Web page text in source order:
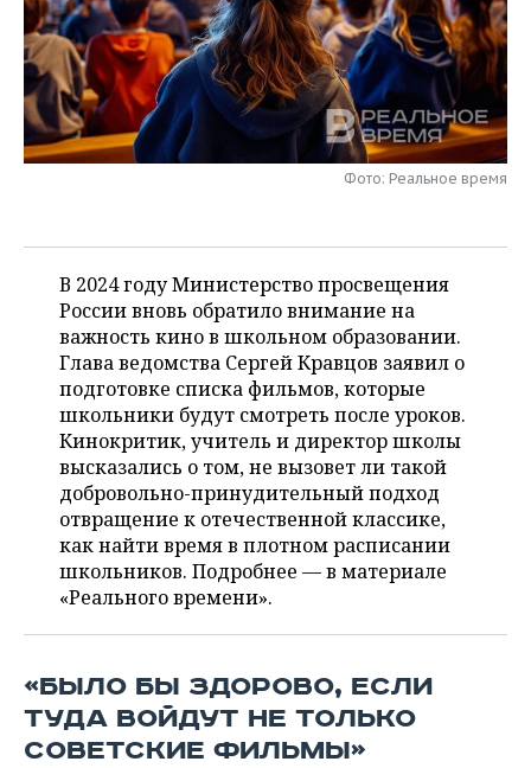
НЕФТЬ
ОПК
ЭНЕРГЕТИКА
РОЗНИЧНАЯ ТОРГОВЛЯ
ТРАНСПОРТ
УСЛУГИ
НОВОСТИ ТЕХНОЛОГИЙ
IT
МЕДИА
МЕРОПРИЯТИЯ
НОВОСТИ МЕРОПРИЯТИЙ
ВЫЕЗДНАЯ РЕДАКЦИЯ
ONLINE-КОНФЕРЕНЦИИ
ОТКРЫТАЯ ЛЕКЦИЯ
СПОРТ
НОВОСТИ СПОРТА
ХОККЕЙ
БАСКЕТБОЛ
ВОЛЕЙБОЛ
КИБЕРСПОРТ
ФИГУРНОЕ КАТАНИЕ
ВОДНЫЕ ВИДЫ СПОРТА
ХОККЕЙ С МЯЧОМ
ОБЩЕСТВО
ВЛАСТЬ
ИНФРАСТРУКТУРА
ИСТОРИЯ
КУЛЬТУРА
МЕДИЦИНА
ОБРАЗОВАНИЕ
ПРОИСШЕСТВИЯ
СЮЖЕТЫ
СПРАВОЧНИК
СПИСОК ПЕРСОН
СПИСОК КОМПАНИЙ
ПОЛНАЯ ВЕРСИЯ
Фото: Реальное время
В 2024 году Министерство просвещения
России вновь обратило внимание на
важность кино в школьном образовании.
Глава ведомства Сергей Кравцов заявил о
подготовке списка фильмов, которые
школьники будут смотреть после уроков.
Кинокритик, учитель и директор школы
высказались о том, не вызовет ли такой
добровольно-принудительный подход
отвращение к отечественной классике,
как найти время в плотном расписании
школьников. Подробнее — в материале
«Реального времени».
«БЫЛО БЫ ЗДОРОВО, ЕСЛИ
ТУДА ВОЙДУТ НЕ ТОЛЬКО
СОВЕТСКИЕ ФИЛЬМЫ»